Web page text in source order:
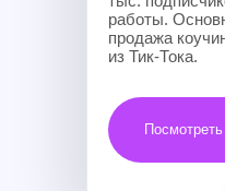
работы.
продажа
из Тик-Тока.